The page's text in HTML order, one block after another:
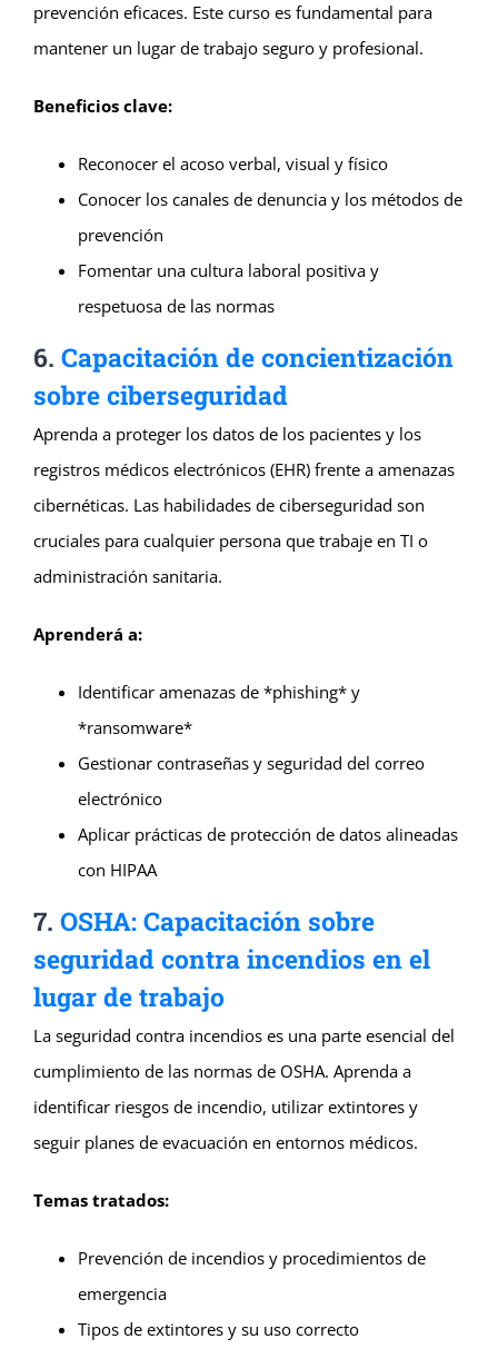
prevención eficaces. Este curso es fundamental para
mantener un lugar de trabajo seguro y profesional.
Beneficios clave:
Reconocer el acoso verbal, visual y físico
Conocer los canales de denuncia y los métodos de
prevención
Fomentar una cultura laboral positiva y
respetuosa de las normas
6. Capacitación de concientización
sobre ciberseguridad
Aprenda a proteger los datos de los pacientes y los
registros médicos electrónicos (EHR) frente a amenazas
cibernéticas. Las habilidades de ciberseguridad son
cruciales para cualquier persona que trabaje en TI o
administración sanitaria.
Aprenderá a:
Identificar amenazas de *phishing* y
*ransomware*
Gestionar contraseñas y seguridad del correo
electrónico
Aplicar prácticas de protección de datos alineadas
con HIPAA
7. OSHA: Capacitación sobre
seguridad contra incendios en el
lugar de trabajo
La seguridad contra incendios es una parte esencial del
cumplimiento de las normas de OSHA. Aprenda a
identificar riesgos de incendio, utilizar extintores y
seguir planes de evacuación en entornos médicos.
Temas tratados:
Prevención de incendios y procedimientos de
emergencia
Tipos de extintores y su uso correcto